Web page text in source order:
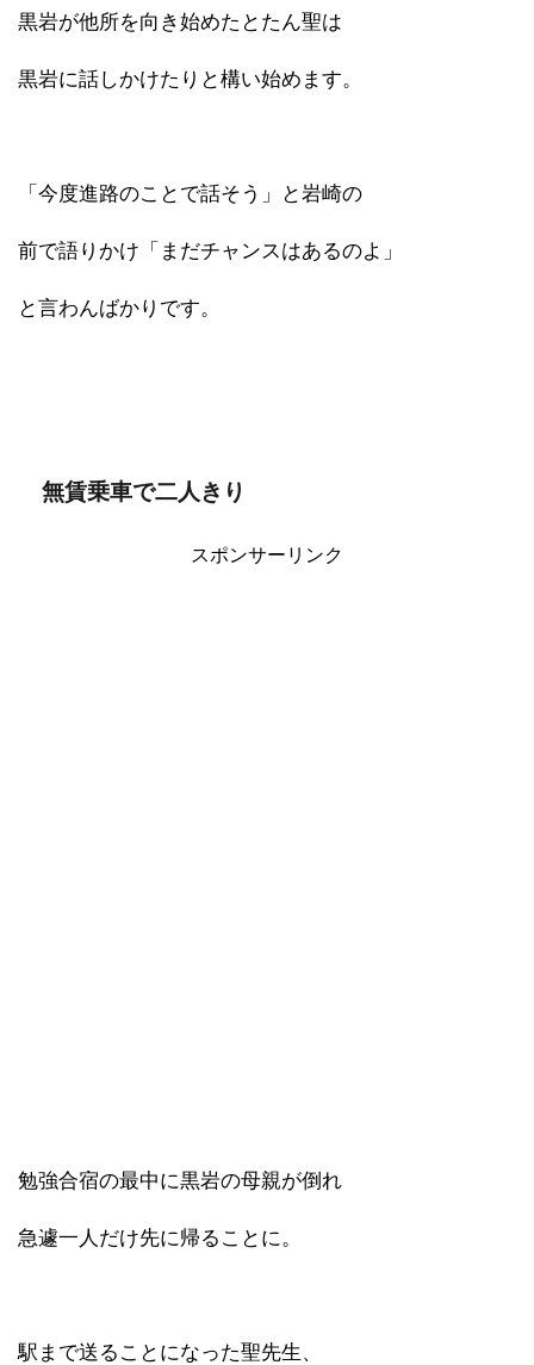
黒岩が他所を向き始めたとたん聖は
黒岩に話しかけたりと構い始めます。
「今度進路のことで話そう」と岩崎の
前で語りかけ「まだチャンスはあるのよ」
と言わんばかりです。
無賃乗車で二人きり
スポンサーリンク
勉強合宿の最中に黒岩の母親が倒れ
急遽一人だけ先に帰ることに。
駅まで送ることになった聖先生、